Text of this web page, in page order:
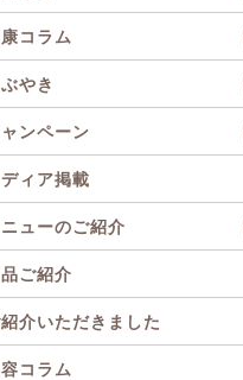
コラム
やき
ンペーン
ディア掲載
ニューのご紹介
ご紹介
介いただきました
コラム